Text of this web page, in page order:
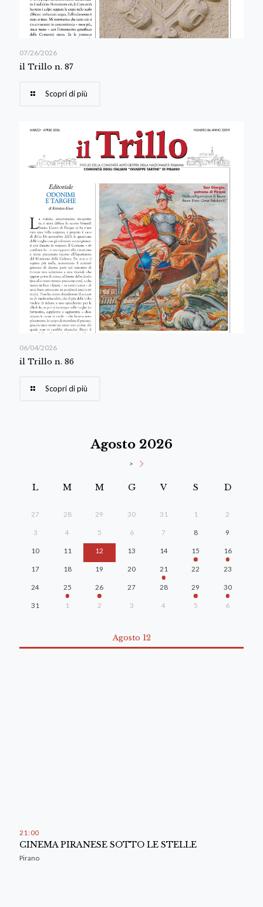
07/26/2026
il Trillo n. 87
Scopri di più
06/04/2026
il Trillo n. 86
Scopri di più
Agosto 2026
>
L M M G V S D
27 28 29 30 31 1 2
3 4 5 6 7 8 9
10 11 12 13 14 15 16
17 18 19 20 21 22 23
24 25 26 27 28 29 30
31 1 2 3 4 5 6
Agosto 12
21 : 00
CINEMA PIRANESE SOTTO LE STELLE
Pirano